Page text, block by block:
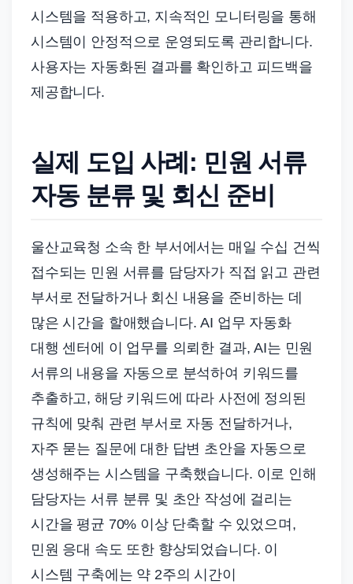
시스템을 적용하고, 지속적인 모니터링을 통해
시스템이 안정적으로 운영되도록 관리합니다.
사용자는 자동화된 결과를 확인하고 피드백을
제공합니다.
실제 도입 사례: 민원 서류
자동 분류 및 회신 준비
울산교육청 소속 한 부서에서는 매일 수십 건씩
접수되는 민원 서류를 담당자가 직접 읽고 관련
부서로 전달하거나 회신 내용을 준비하는 데
많은 시간을 할애했습니다. AI 업무 자동화
대행 센터에 이 업무를 의뢰한 결과, AI는 민원
서류의 내용을 자동으로 분석하여 키워드를
추출하고, 해당 키워드에 따라 사전에 정의된
규칙에 맞춰 관련 부서로 자동 전달하거나,
자주 묻는 질문에 대한 답변 초안을 자동으로
생성해주는 시스템을 구축했습니다. 이로 인해
담당자는 서류 분류 및 초안 작성에 걸리는
시간을 평균 70% 이상 단축할 수 있었으며,
민원 응대 속도 또한 향상되었습니다. 이
시스템 구축에는 약 2주의 시간이